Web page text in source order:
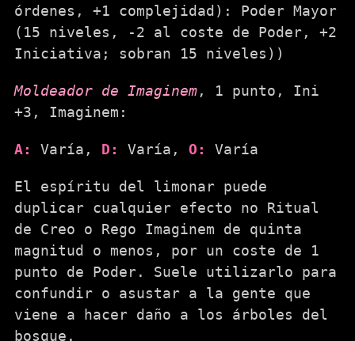
órdenes, +1 complejidad): Poder Mayor
(15 niveles, -2 al coste de Poder, +2
Iniciativa; sobran 15 niveles))
Moldeador de Imaginem, 1 punto, Ini
+3, Imaginem:
A: Varía, D: Varía, O: Varía
El espíritu del limonar puede
duplicar cualquier efecto no Ritual
de Creo o Rego Imaginem de quinta
magnitud o menos, por un coste de 1
punto de Poder. Suele utilizarlo para
confundir o asustar a la gente que
viene a hacer daño a los árboles del
bosque.